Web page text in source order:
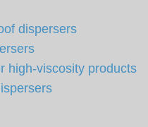
dispersers
high-viscosity products